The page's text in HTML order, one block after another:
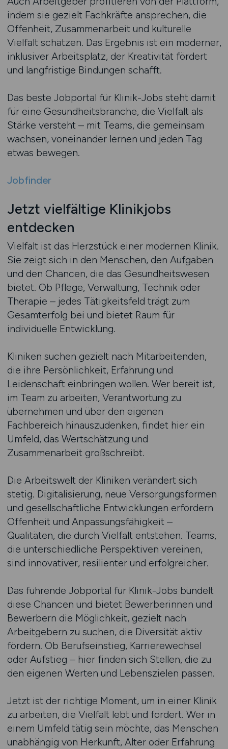
indem sie gezielt Fachkräfte ansprechen, die
Offenheit, Zusammenarbeit und kulturelle
Vielfalt schätzen. Das Ergebnis ist ein moderner,
inklusiver Arbeitsplatz, der Kreativität fördert
und langfristige Bindungen schafft.
Das beste Jobportal für Klinik-Jobs steht damit
für eine Gesundheitsbranche, die Vielfalt als
Stärke versteht – mit Teams, die gemeinsam
wachsen, voneinander lernen und jeden Tag
etwas bewegen.
Jobfinder
Jetzt vielfältige Klinikjobs
entdecken
Vielfalt ist das Herzstück einer modernen Klinik.
Sie zeigt sich in den Menschen, den Aufgaben
und den Chancen, die das Gesundheitswesen
bietet. Ob Pflege, Verwaltung, Technik oder
Therapie – jedes Tätigkeitsfeld trägt zum
Gesamterfolg bei und bietet Raum für
individuelle Entwicklung.
Kliniken suchen gezielt nach Mitarbeitenden,
die ihre Persönlichkeit, Erfahrung und
Leidenschaft einbringen wollen. Wer bereit ist,
im Team zu arbeiten, Verantwortung zu
übernehmen und über den eigenen
Fachbereich hinauszudenken, findet hier ein
Umfeld, das Wertschätzung und
Zusammenarbeit großschreibt.
Die Arbeitswelt der Kliniken verändert sich
stetig. Digitalisierung, neue Versorgungsformen
und gesellschaftliche Entwicklungen erfordern
Offenheit und Anpassungsfähigkeit –
Qualitäten, die durch Vielfalt entstehen. Teams,
die unterschiedliche Perspektiven vereinen,
sind innovativer, resilienter und erfolgreicher.
Das führende Jobportal für Klinik-Jobs bündelt
diese Chancen und bietet Bewerberinnen und
Bewerbern die Möglichkeit, gezielt nach
Arbeitgebern zu suchen, die Diversität aktiv
fördern. Ob Berufseinstieg, Karrierewechsel
oder Aufstieg – hier finden sich Stellen, die zu
den eigenen Werten und Lebenszielen passen.
Jetzt ist der richtige Moment, um in einer Klinik
zu arbeiten, die Vielfalt lebt und fördert. Wer in
einem Umfeld tätig sein möchte, das Menschen
unabhängig von Herkunft, Alter oder Erfahrung